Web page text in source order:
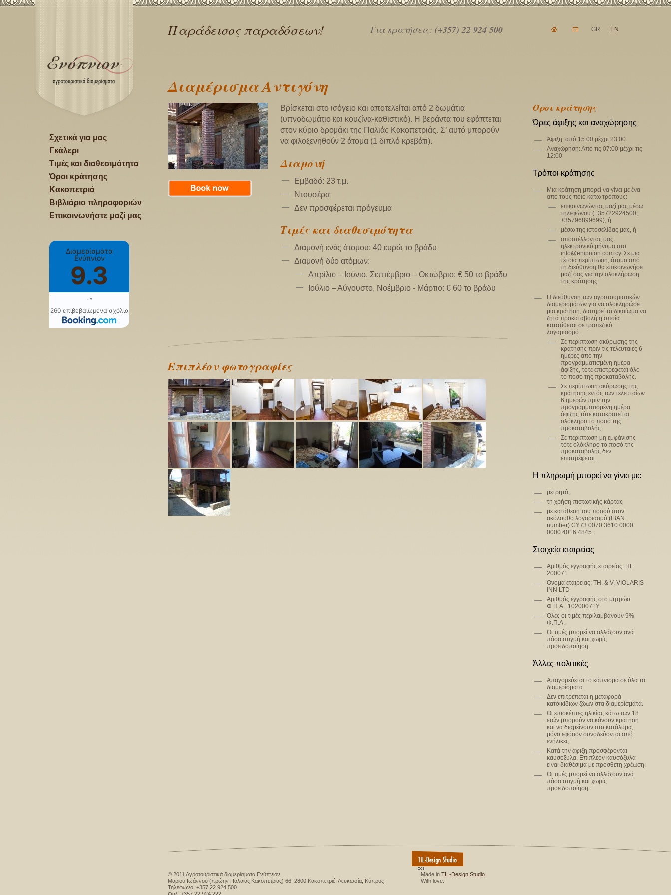
Σχετικά για μας
Γκάλερι
Τιμές και διαθεσιμότητα
Όροι κράτησης
Κακοπετριά
Βιβλιάριο πληροφοριών
Επικοινωνήστε μαζί μας
Διαμερίσματα
Ενύπνιον
9.3
""
260 επιβεβαιωμένα σχόλια
Παράδεισος παραδόσεων! Για κρατήσεις: (+357) 22 924 500 GR EN
Διαμέρισμα Αντιγόνη
Βρίσκεται στο ισόγειο και αποτελείται από 2 δωμάτια
(υπνοδωμάτιο και κουζίνα-καθιστικό). Η βεράντα του εφάπτεται
στον κύριο δρομάκι της Παλιάς Κακοπετριάς. Σ’ αυτό μπορούν
να φιλοξενηθούν 2 άτομα (1 διπλό κρεβάτι).
Διαμονή
Εμβαδό: 23 τ.μ.
Ντουσέρα
Δεν προσφέρεται πρόγευμα
Τιμές και διαθεσιμότητα
Διαμονή ενός άτομου: 40 ευρώ το βράδυ
Διαμονή δύο ατόμων:
Απρίλιο – Ιούνιο, Σεπτέμβριο – Οκτώβριο: € 50 το βράδυ
Ιούλιο – Αύγουστο, Νοέμβριο - Μάρτιο: € 60 το βράδυ
Επιπλέον φωτογραφίες
Όροι κράτησης
Ώρες άφιξης και αναχώρησης
Άφιξη: από 15:00 μέχρι 23:00
Αναχώρηση: Από τις 07:00 μέχρι τις
12:00
Τρόποι κράτησης
Μια κράτηση μπορεί να γίνει με ένα
από τους ποιο κάτω τρόπους:
επικοινωνώντας μαζί μας μέσω
τηλεφώνου (+35722924500,
+35796899699), ή
μέσω της ιστοσελίδας μας, ή
αποστέλλοντας μας
ηλεκτρονικό μήνυμα στο
info@enipnion.com.cy. Σε μια
τέτοια περίπτωση, άτομο από
τη διεύθυνση θα επικοινωνήσει
μαζί σας για την ολοκλήρωση
της κράτησης.
Η διεύθυνση των αγροτουριστικών
διαμερισμάτων για να ολοκληρώσει
μια κράτηση, διατηρεί το δικαίωμα να
ζητά προκαταβολή η οποία
κατατίθεται σε τραπεζικό
λογαριασμό.
Σε περίπτωση ακύρωσης της
κράτησης πριν τις τελευταίες 6
ημέρες από την
προγραμματισμένη ημέρα
άφιξης, τότε επιστρέφεται όλο
το ποσό της προκαταβολής.
Σε περίπτωση ακύρωσης της
κράτησης εντός των τελευταίων
6 ημερών πριν την
προγραμματισμένη ημέρα
άφιξης τότε κατακρατείται
ολόκληρο το ποσό της
προκαταβολής.
Σε περίπτωση μη εμφάνισης
τότε ολόκληρο το ποσό της
προκαταβολής δεν
επιστρέφεται.
Η πληρωμή μπορεί να γίνει με:
μετρητά,
τη χρήση πιστωτικής κάρτας
με κατάθεση του ποσού στον
ακόλουθο λογαριασμό (IBAN
number) CY73 0070 3610 0000
0000 4016 4845.
Στοιχεία εταιρείας
Αριθμός εγγραφής εταιρείας: ΗΕ
200071
Όνομα εταιρείας: TH. & V. VIOLARIS
INN LTD
Αριθμός εγγραφής στο μητρώο
Φ.Π.Α.: 10200071Υ
Όλες οι τιμές περιλαμβάνουν 9%
Φ.Π.Α.
Οι τιμές μπορεί να αλλάξουν ανά
πάσα στιγμή και χωρίς
προειδοποίηση
Άλλες πολιτικές
Απαγορεύεται το κάπνισμα σε όλα τα
διαμερίσματα.
Δεν επιτρέπεται η μεταφορά
κατοικίδιων ζώων στα διαμερίσματα.
Οι επισκέπτες ηλικίας κάτω των 18
ετών μπορούν να κάνουν κράτηση
και να διαμείνουν στο κατάλυμα,
μόνο εφόσον συνοδεύονται από
ενήλικες.
Κατά την άφιξη προσφέρονται
καυσόξυλα. Επιπλέον καυσόξυλα
είναι διαθέσιμα με πρόσθετη χρέωση.
Οι τιμές μπορεί να αλλάξουν ανά
πάσα στιγμή και χωρίς
προειδοποίηση.
© 2011 Αγροτουριστικά διαμερίσματα Ενύπνιον
Μάριου Ιωάννου (πρώην Παλαιάς Κακοπετριάς) 66, 2800 Κακοπετριά, Λευκωσία, Κύπρος
Τηλέφωνο: +357 22 924 500
Φαξ: +357 22 924 222
Made in TIL-Design Studio.
With love.